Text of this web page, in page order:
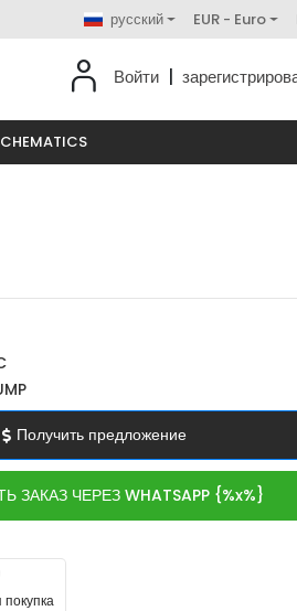
русский EUR - Euro
Войти
Получить предложение
ЗАКАЗ ЧЕРЕЗ WHATSAPP {%x%}